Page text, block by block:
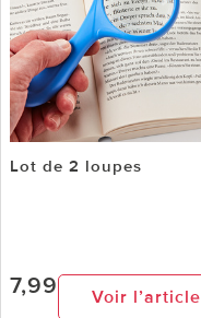
Lot de 2 loupes
7,99 Voir l’article